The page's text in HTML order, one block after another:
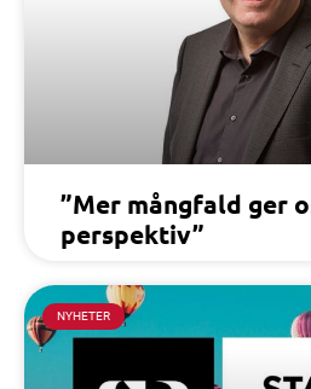
”Mer mångfald ger
perspektiv”
NYHETER